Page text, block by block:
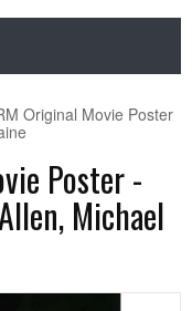
Original Movie Poster
Poster -
Michael